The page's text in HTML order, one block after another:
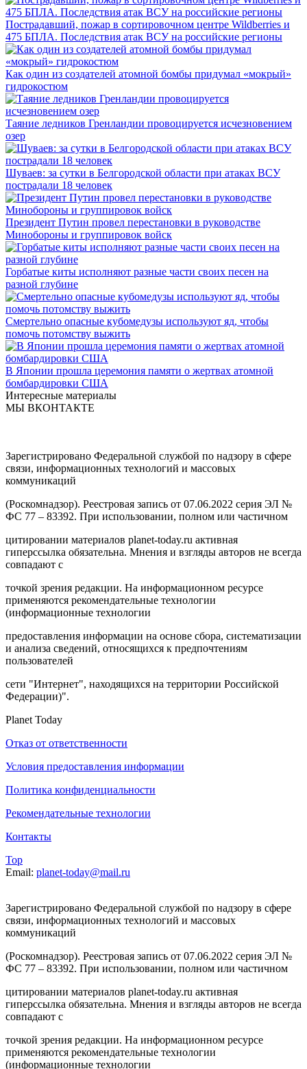
Пострадавший, пожар в сортировочном центре Wildberries и
475 БПЛА. Последствия атак ВСУ на российские регионы
Как один из создателей атомной бомбы придумал «мокрый»
гидрокостюм
Таяние ледников Гренландии провоцируется исчезновением
озер
Шуваев: за сутки в Белгородской области при атаках ВСУ
пострадали 18 человек
Президент Путин провел перестановки в руководстве
Минобороны и группировок войск
Горбатые киты исполняют разные части своих песен на
разной глубине
Смертельно опасные кубомедузы используют яд, чтобы
помочь потомству выжить
В Японии прошла церемония памяти о жертвах атомной
бомбардировки США
Интересные материалы
МЫ ВКОНТАКТЕ
Зарегистрировано Федеральной службой по надзору в сфере
связи, информационных технологий и массовых
коммуникаций
(Роскомнадзор). Реестровая запись от 07.06.2022 серия ЭЛ №
ФС 77 – 83392. При использовании, полном или частичном
цитировании материалов planet-today.ru активная
гиперссылка обязательна. Мнения и взгляды авторов не всегда
совпадают с
точкой зрения редакции. На информационном ресурсе
применяются рекомендательные технологии
(информационные технологии
предоставления информации на основе сбора, систематизации
и анализа сведений, относящихся к предпочтениям
пользователей
сети "Интернет", находящихся на территории Российской
Федерации)".
Planet Today
Отказ от ответственности
Условия предоставления информации
Политика конфиденциальности
Рекомендательные технологии
Контакты
Top
Email: planet-today@mail.ru
Зарегистрировано Федеральной службой по надзору в сфере
связи, информационных технологий и массовых
коммуникаций
(Роскомнадзор). Реестровая запись от 07.06.2022 серия ЭЛ №
ФС 77 – 83392. При использовании, полном или частичном
цитировании материалов planet-today.ru активная
гиперссылка обязательна. Мнения и взгляды авторов не всегда
совпадают с
точкой зрения редакции. На информационном ресурсе
применяются рекомендательные технологии
(информационные технологии